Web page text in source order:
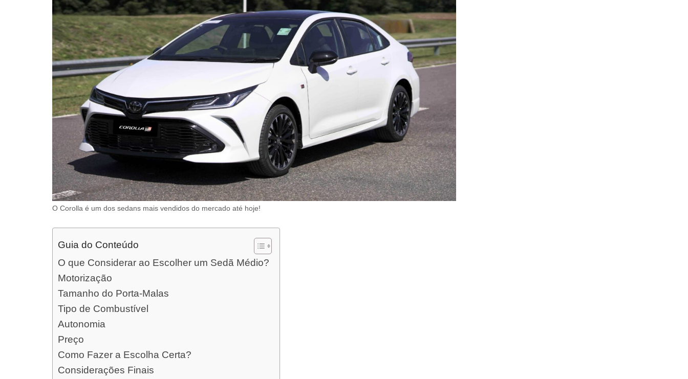
O Corolla é um dos sedans mais vendidos do mercado até hoje!
Guia do Conteúdo
O que Considerar ao Escolher um Sedã Médio?
Motorização
Tamanho do Porta-Malas
Tipo de Combustível
Autonomia
Preço
Como Fazer a Escolha Certa?
Considerações Finais